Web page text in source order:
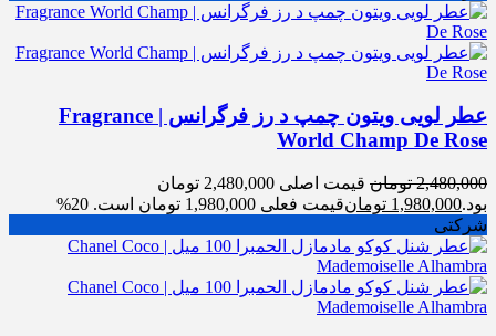
عطر لویی ویتون چمپ د رز فرگرانس | Fragrance
World Champ De Rose
2,480,000 تومان
قیمت اصلی 2,480,000 تومان
بود.1,980,000 تومانقیمت فعلی 1,980,000 تومان است.
20%
شرکتی